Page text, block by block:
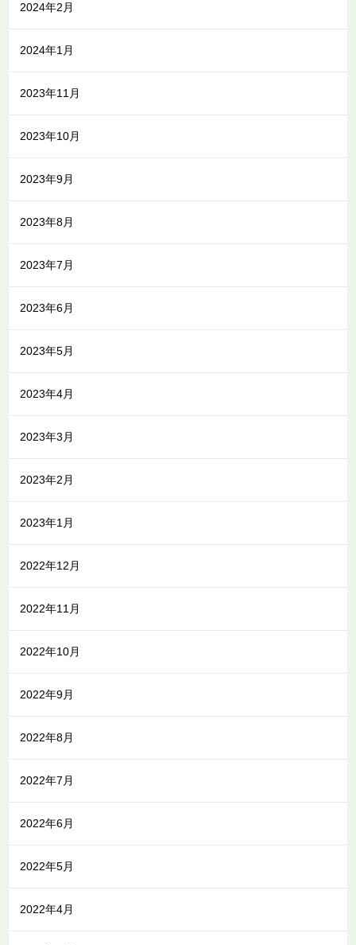
2024年2月
2024年1月
2023年11月
2023年10月
2023年9月
2023年8月
2023年7月
2023年6月
2023年5月
2023年4月
2023年3月
2023年2月
2023年1月
2022年12月
2022年11月
2022年10月
2022年9月
2022年8月
2022年7月
2022年6月
2022年5月
2022年4月